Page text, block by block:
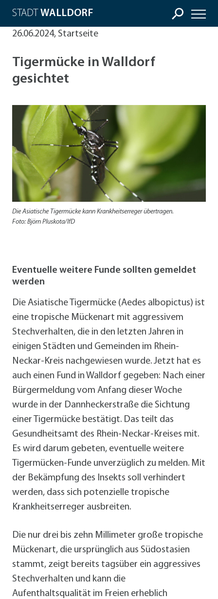
STADT WALLDORF
26.06.2024, Startseite
Tigermücke in Walldorf
gesichtet
Die Asiatische Tigermücke kann Krankheitserreger übertragen.
Foto: Björn Pluskota/IfD
Eventuelle weitere Funde sollten gemeldet
werden
Die Asiatische Tigermücke (Aedes albopictus) ist
eine tropische Mückenart mit aggressivem
Stechverhalten, die in den letzten Jahren in
einigen Städten und Gemeinden im Rhein-
Neckar-Kreis nachgewiesen wurde. Jetzt hat es
auch einen Fund in Walldorf gegeben: Nach einer
Bürgermeldung vom Anfang dieser Woche
wurde in der Dannheckerstraße die Sichtung
einer Tigermücke bestätigt. Das teilt das
Gesundheitsamt des Rhein-Neckar-Kreises mit.
Es wird darum gebeten, eventuelle weitere
Tigermücken-Funde unverzüglich zu melden. Mit
der Bekämpfung des Insekts soll verhindert
werden, dass sich potenzielle tropische
Krankheitserreger ausbreiten.
Die nur drei bis zehn Millimeter große tropische
Mückenart, die ursprünglich aus Südostasien
stammt, zeigt bereits tagsüber ein aggressives
Stechverhalten und kann die
Aufenthaltsqualität im Freien erheblich